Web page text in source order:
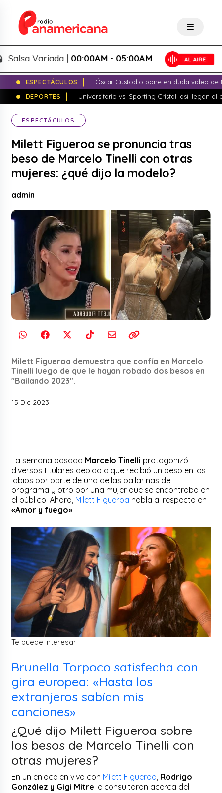
Variada |00:00AM - 05:00AM
ESPECTÁCULOS
Óscar Custodio pone en duda video de
DEPORTES
Universitario vs. Sporting Cristal: así llegan al
ESPECTÁCULOS
Milett Figueroa se pronuncia tras
beso de Marcelo Tinelli con otras
mujeres: ¿qué dijo la modelo?
admin
Milett Figueroa demuestra que confía en Marcelo
Tinelli luego de que le hayan robado dos besos en
"Bailando 2023".
15 Dic 2023
La semana pasada Marcelo Tinelli protagonizó
diversos titulares debido a que recibió un beso en los
labios por parte de una de las bailarinas del
programa y otro por una mujer que se encontraba en
el público. Ahora, Milett Figueroa habla al respecto en
«Amor y fuego».
Te puede interesar
Brunella Torpoco satisfecha con
gira europea: «Hasta los
extranjeros sabían mis
canciones»
¿Qué dijo Milett Figueroa sobre
los besos de Marcelo Tinelli con
otras mujeres?
En un enlace en vivo con Milett Figueroa Rodrigo
González y Gigi Mitre le consultaron acerca del